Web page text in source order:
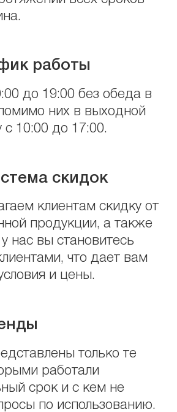
работы
до 19:00 без обеда в
них в выходной
с 10:00 до 17:00.
скидок
клиентам скидку от
продукции, а также
нас вы становитесь
что дает вам
и цены.
только те
работали
срок и с кем не
по использованию.